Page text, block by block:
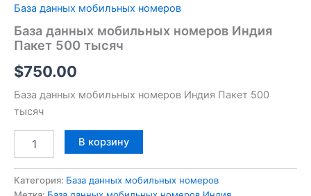
База данных мобильных номеров
База данных мобильных номеров Индия
Пакет 500 тысяч
$750.00
База данных мобильных номеров Индия Пакет 500
тысяч
В корзину
Категория: База данных мобильных номеров